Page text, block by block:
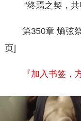
“终焉之契，共
第350章 熵弦
页]
『加入书签，